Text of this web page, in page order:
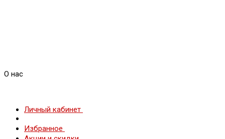
О нас
Личный кабинет
Избранное